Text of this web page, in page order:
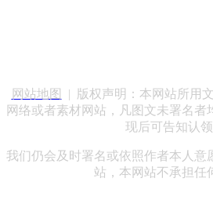
网站地图
| 版权声明：本网站所用
网络或者素材网站，凡图文未署名者
现后可告知认领
我们仍会及时署名或依照作者本人意
站，本网站不承担任